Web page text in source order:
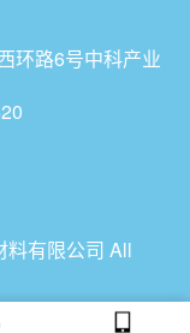
路6号中科产业
有限公司 All